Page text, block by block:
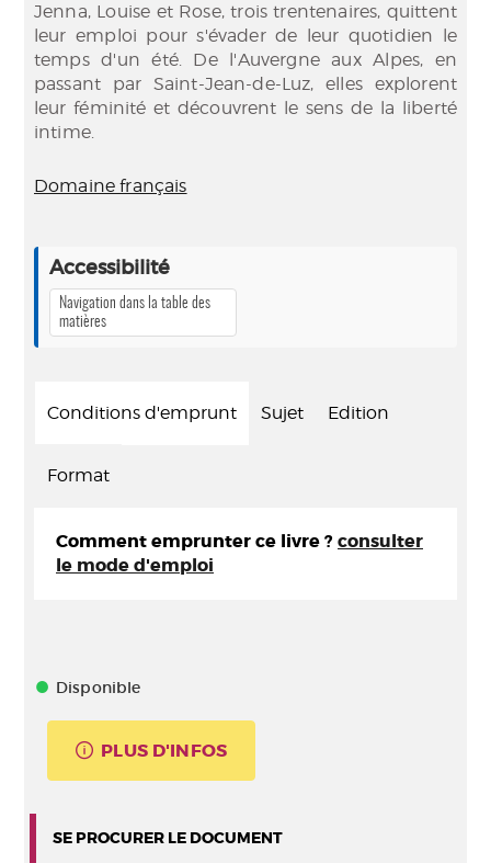
Jenna, Louise et Rose, trois trentenaires, quittent
leur emploi pour s'évader de leur quotidien le
temps d'un été. De l'Auvergne aux Alpes, en
passant par Saint-Jean-de-Luz, elles explorent
leur féminité et découvrent le sens de la liberté
intime.
Domaine français
Accessibilité
Navigation dans la table des
matières
Conditions d'emprunt Sujet Edition
Format
Comment emprunter ce livre ? consulter
le mode d'emploi
Disponible
PLUS D'INFOS
SE PROCURER LE DOCUMENT